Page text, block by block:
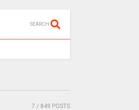
SEARCH
7 / 849 POSTS